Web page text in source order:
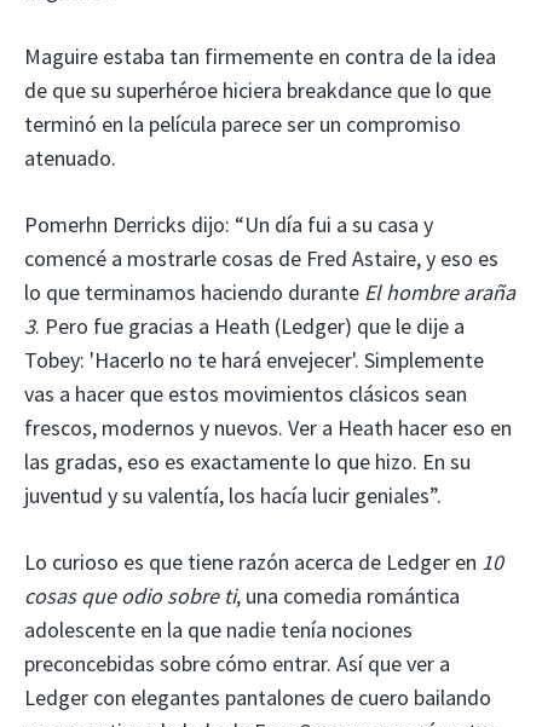
Maguire estaba tan firmemente en contra de la idea
de que su superhéroe hiciera breakdance que lo que
terminó en la película parece ser un compromiso
atenuado.
Pomerhn Derricks dijo: “Un día fui a su casa y
comencé a mostrarle cosas de Fred Astaire, y eso es
lo que terminamos haciendo durante El hombre araña
3. Pero fue gracias a Heath (Ledger) que le dije a
Tobey: 'Hacerlo no te hará envejecer'. Simplemente
vas a hacer que estos movimientos clásicos sean
frescos, modernos y nuevos. Ver a Heath hacer eso en
las gradas, eso es exactamente lo que hizo. En su
juventud y su valentía, los hacía lucir geniales”.
Lo curioso es que tiene razón acerca de Ledger en 10
cosas que odio sobre ti, una comedia romántica
adolescente en la que nadie tenía nociones
preconcebidas sobre cómo entrar. Así que ver a
Ledger con elegantes pantalones de cuero bailando